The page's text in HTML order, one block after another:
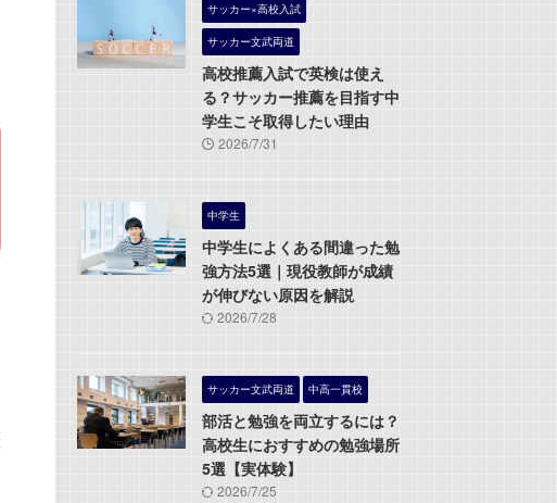
サッカー×高校入試
サッカー文武両道
高校推薦入試で英検は使え
る？サッカー推薦を目指す中
学生こそ取得したい理由
2026/7/31
中学生
中学生によくある間違った勉
強方法5選｜現役教師が成績
が伸びない原因を解説
2026/7/28
サッカー文武両道 中高一貫校
部活と勉強を両立するには？
高校生におすすめの勉強場所
5選【実体験】
2026/7/25